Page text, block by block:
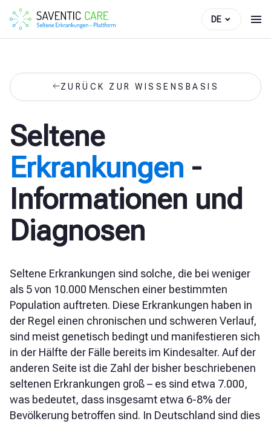
DE
ZURÜCK ZUR WISSENSBASIS
Seltene
Erkrankungen -
Informationen und
Diagnosen
Seltene Erkrankungen sind solche, die bei weniger
als 5 von 10.000 Menschen einer bestimmten
Population auftreten. Diese Erkrankungen haben in
der Regel einen chronischen und schweren Verlauf,
sind meist genetisch bedingt und manifestieren sich
in der Hälfte der Fälle bereits im Kindesalter. Auf der
anderen Seite ist die Zahl der bisher beschriebenen
seltenen Erkrankungen groß – es sind etwa 7.000,
was bedeutet, dass insgesamt etwa 6-8% der
Bevölkerung betroffen sind. In Deutschland sind dies